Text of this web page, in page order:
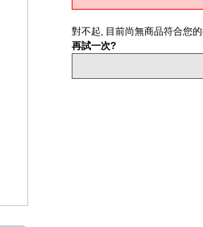
對不起, 目前尚無商品符合您
再試一次?